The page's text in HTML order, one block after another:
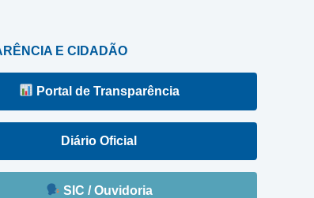
E CIDADÃO
Portal de Transparência
Diário Oficial
SIC / Ouvidoria